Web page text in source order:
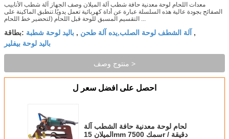
معدات اللحام لوحة معدنية حافة شطب آلة الميلان وصف الجهاز آلة شطب الأنابيب
الصفائح بجودة عالية هذه السلسلة عبارة عن أداة كهربائية تعمل يدويًا.تنطبق الماكينة على
التقسيم المسبق للوحة قبل اللحام (لتحضير خط اللحام ...
بطاقة: باليد لوحة شطبة , آلة الشطف لوحة الصلب,يده آلة طحن ,
باليد لوحة بيفلير
منتوج وصف >
احصل على افضل سعر ل
لحام لوحة معدنية حافة الشطب آلة
الميلان 15mm سمك 7500r / دقيقة